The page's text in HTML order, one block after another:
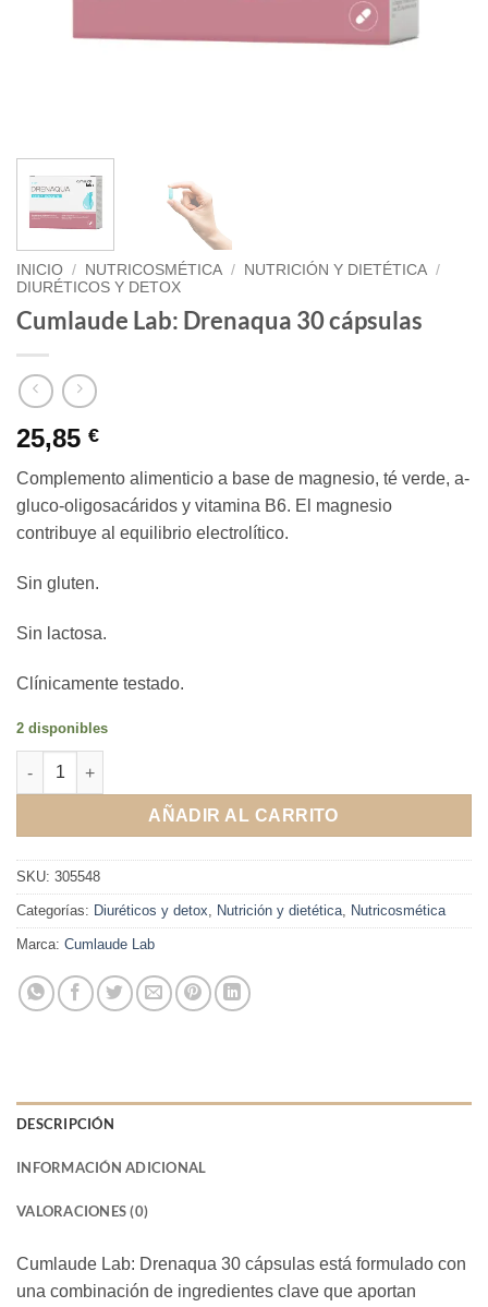
INICIO / NUTRICOSMÉTICA / NUTRICIÓN Y DIETÉTICA /
DIURÉTICOS Y DETOX
Cumlaude Lab: Drenaqua 30 cápsulas
25,85 €
Complemento alimenticio a base de magnesio, té verde, a-
gluco-oligosacáridos y vitamina B6. El magnesio
contribuye al equilibrio electrolítico.
Sin gluten.
Sin lactosa.
Clínicamente testado.
2 disponibles
Cumlaude Lab: Drenaqua 30 cápsulas cantidad
AÑADIR AL CARRITO
SKU: 305548
Categorías: Diuréticos y detox, Nutrición y dietética, Nutricosmética
Marca: Cumlaude Lab
DESCRIPCIÓN
INFORMACIÓN ADICIONAL
VALORACIONES (0)
Cumlaude Lab: Drenaqua 30 cápsulas está formulado con
una combinación de ingredientes clave que aportan